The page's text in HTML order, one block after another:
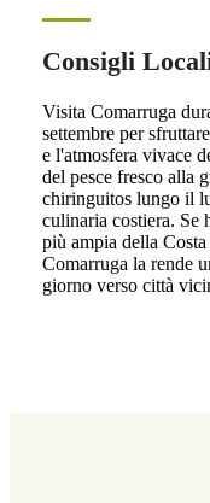
Consigli
Visita Comarruga
settembre per
e l'atmosfera vivace
del pesce fresco alla
chiringuitos lungo il
culinaria costiera. Se
più ampia della
Comarruga la rende
giorno verso città